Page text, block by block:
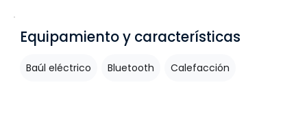
Equipamiento y características
Baúl eléctrico Bluetooth Calefacción